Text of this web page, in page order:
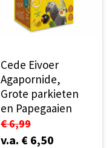
Cede Eivoer
Agapornide,
Grote parkieten
en Papegaaien
€ 6,99
v.a. € 6,50